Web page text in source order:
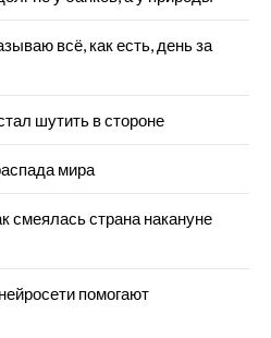
всё, как есть, день за
шутить в стороне
мира
смеялась страна накануне
помогают